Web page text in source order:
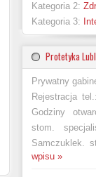
Kategoria 2:
Kategoria 3:
Protetyka
Prywatny
Rejestracja
Godziny
stom.
Samczuklek.
wpisu »